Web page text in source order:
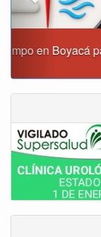
Alcaldía de
convenio